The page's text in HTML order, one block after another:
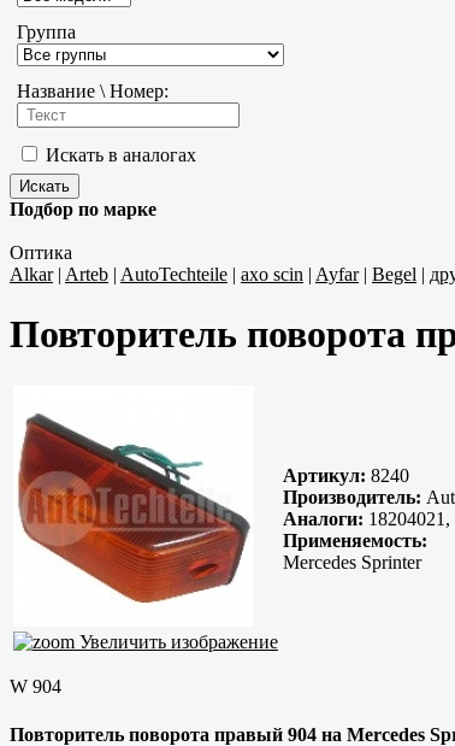
Группа
Название \ Номер:
Искать в аналогах
Подбор по марке
Оптика
Alkar| Arteb | AutoTechteile | axo scin | Ayfar| Begel |
Повторитель поворота
Увеличить изображение
Артикул: 8240
Производитель:
Аналоги: 18204021,
Применяемость:
Mercedes Sprinter
W 904
Повторитель поворота правый 904 на Mercedes